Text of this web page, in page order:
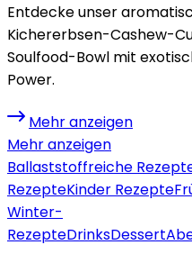
Entdecke unser
Kichererbsen-Cashew-
Soulfood-Bowl mit
Power.
Mehr anzeigen
Mehr anzeigen
Ballaststoffreiche
RezepteKinder Rezepte
Winter-
RezepteDrinksDessert